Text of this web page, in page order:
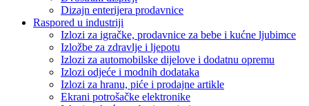
Dizajn enterijera prodavnice
Raspored u industriji
Izlozi za igračke, prodavnice za bebe i kućne ljubimce
Izložbe za zdravlje i ljepotu
Izlozi za automobilske dijelove i dodatnu opremu
Izlozi odjeće i modnih dodataka
Izlozi za hranu, piće i prodajne artikle
Ekrani potrošačke elektronike